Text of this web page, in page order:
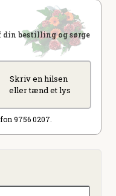
bestilling og sørge
Skriv en hilsen
eller tænd et lys
9756 0207.